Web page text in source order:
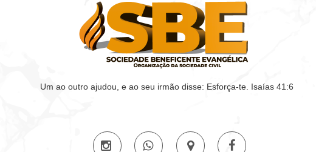
Um ao outro ajudou, e ao seu irmão disse: Esforça-te. Isaías 41:6